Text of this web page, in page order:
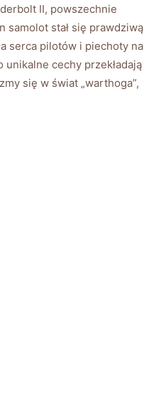
II,⁢ powszechnie
samolot stał się prawdziwą‌
serca pilotów i‍ piechoty na⁣
cechy przekładają
się w ⁤świat ⁣„warthoga”,